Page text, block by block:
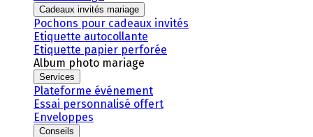
Cadeaux invités mariage
Pochons pour cadeaux invités
Etiquette autocollante
Etiquette papier perforée
Album photo mariage
Services
Plateforme événement
Essai personnalisé offert
Enveloppes
Conseils